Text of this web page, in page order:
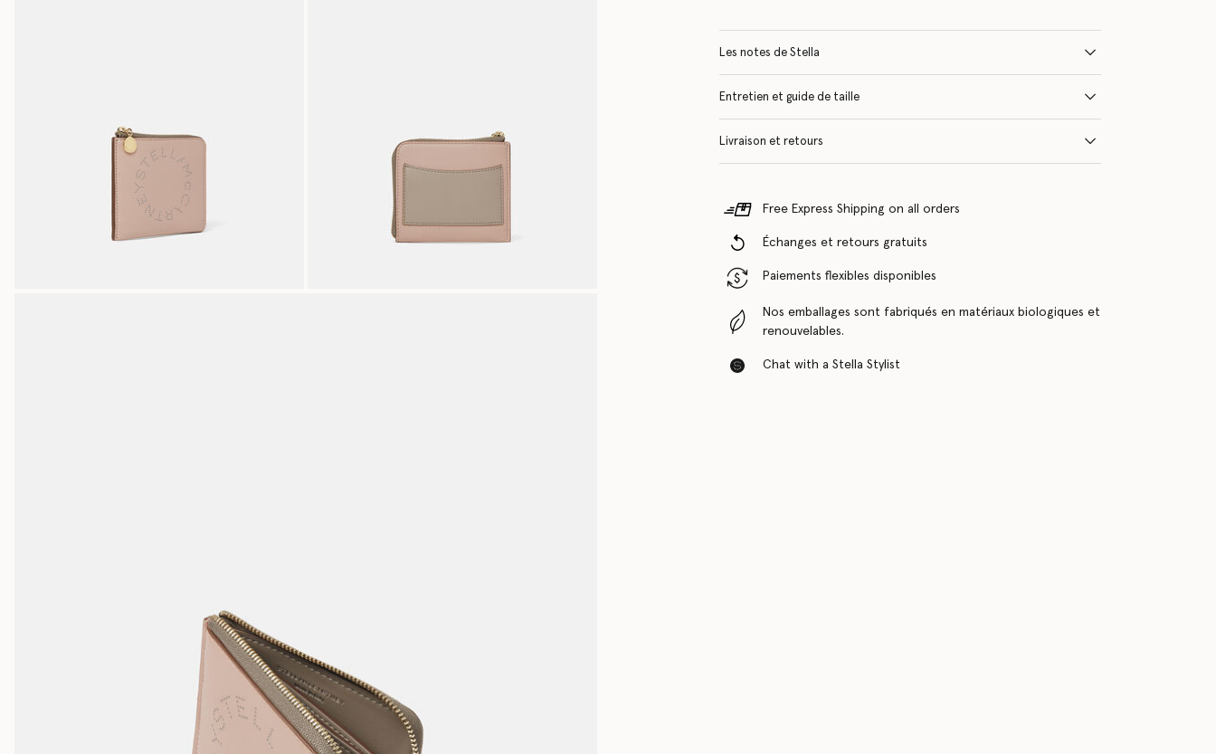
Les notes de Stella
Entretien et guide de taille
Livraison et retours
Free Express Shipping on all orders
Échanges et retours gratuits
Paiements flexibles disponibles
Nos emballages sont fabriqués en matériaux biologiques et
renouvelables.
Chat with a Stella Stylist